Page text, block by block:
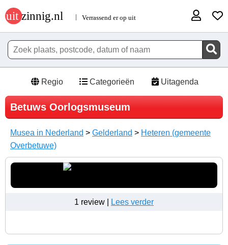
Regio Categorieën Uitagenda
Betuws Oorlogsmuseum
Musea in Nederland > Gelderland > Heteren (gemeente
Overbetuwe)
1 review | Lees verder